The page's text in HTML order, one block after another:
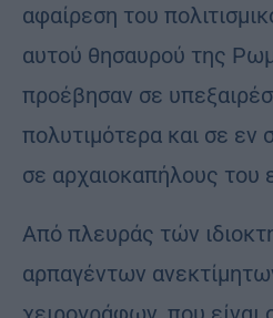
αφαίρεση του
αυτού θησαυρού της
προέβησαν σε
πολυτιμότερα και σε εν
σε αρχαιοκαπήλους του
Από πλευράς τών
αρπαγέντων